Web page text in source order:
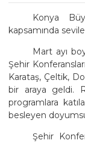
Konya
kapsamında
Mart ayı
Şehir
Karataş, Çeltik,
bir araya geldi.
programlara
besleyen
Şehir